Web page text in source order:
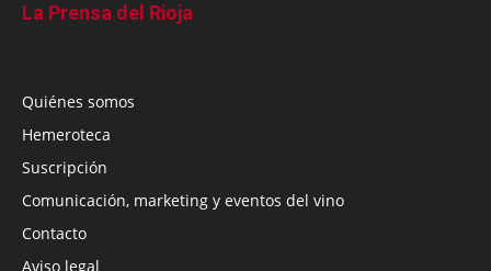
La Prensa del Rioja
Quiénes somos
Hemeroteca
Suscripción
Comunicación, marketing y eventos del vino
Contacto
Aviso legal